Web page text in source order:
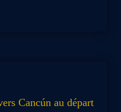
Cancún au départ